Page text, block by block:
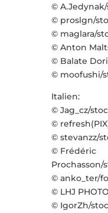
©
© proslgn/
© maglara/
© Anton
© Balate
© moofushi/
Italien:
© Jag_cz/
©
© stevanzz/
© Frédéric
Prochasson/
© anko_ter/
© LHJ
© IgorZh/